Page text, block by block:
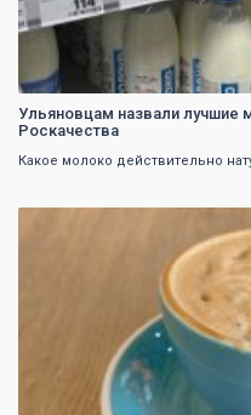
Ульяновцам назвали лучшие
Роскачества
Какое молоко действительно